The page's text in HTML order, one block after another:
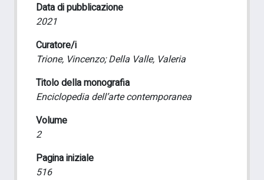
Data di pubblicazione
2021
Curatore/i
Trione, Vincenzo; Della Valle, Valeria
Titolo della monografia
Enciclopedia dell’arte contemporanea
Volume
2
Pagina iniziale
516